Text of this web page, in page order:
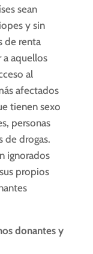
sean
y sin
de renta
a aquellos
al
afectados
tienen sexo
personas
de drogas.
ignorados
propios
donantes y